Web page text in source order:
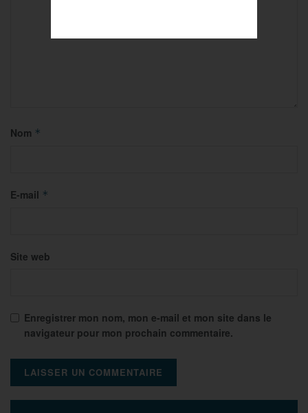
Nom *
E-mail *
Site web
Enregistrer mon nom, mon e-mail et mon site dans le
navigateur pour mon prochain commentaire.